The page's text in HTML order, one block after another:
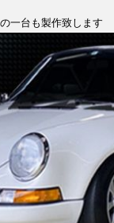
一台も製作致します